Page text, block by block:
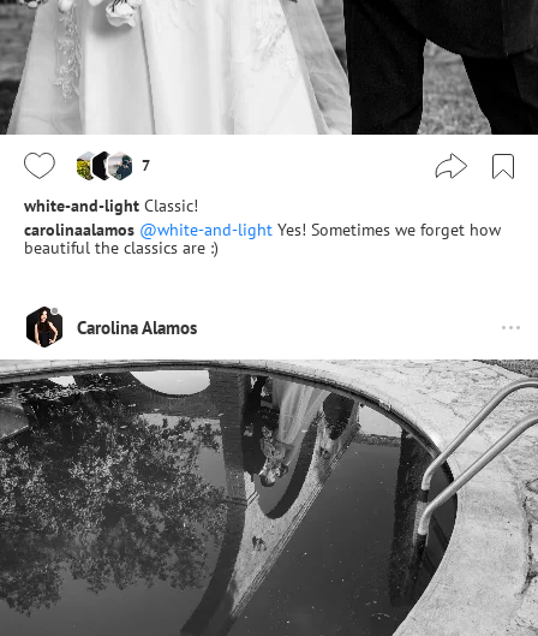
7
white-and-light Classic!
carolinaalamos @white-and-light Yes! Sometimes we forget how
beautiful the classics are :)
Carolina Alamos